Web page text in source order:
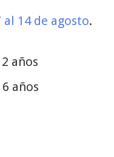
al 14 de agosto.
años
años